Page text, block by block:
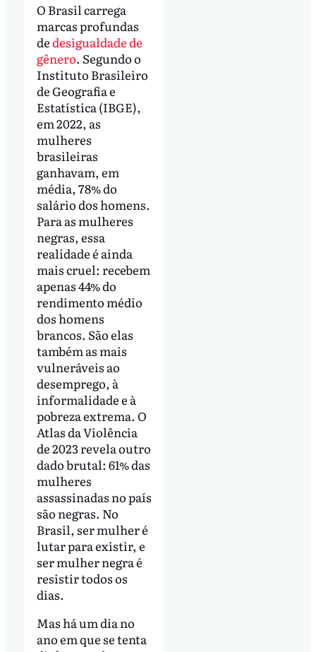
O Brasil carrega
marcas profundas
dedesigualdade de
gênero. Segundo o
Instituto Brasileiro
de Geografia e
Estatística (IBGE),
em 2022, as
mulheres
brasileiras
ganhavam, em
média, 78% do
salário dos homens.
Para as mulheres
negras, essa
realidade é ainda
mais cruel: recebem
apenas 44% do
rendimento médio
dos homens
brancos. São elas
também as mais
vulneráveis ao
desemprego, à
informalidade e à
pobreza extrema. O
Atlas da Violência
de 2023 revela outro
dado brutal: 61% das
mulheres
assassinadas no país
são negras. No
Brasil, ser mulher é
lutar para existir, e
ser mulher negra é
resistir todos os
dias.
Mas há um dia no
ano em que se tenta